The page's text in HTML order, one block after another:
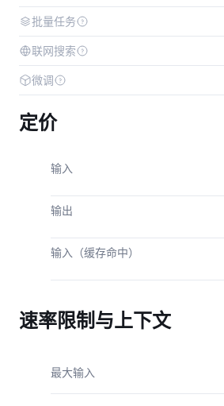
批量任务
联网搜索
微调
定价
输入
输出
输入（缓存命中）
速率限制与上下文
最大输入